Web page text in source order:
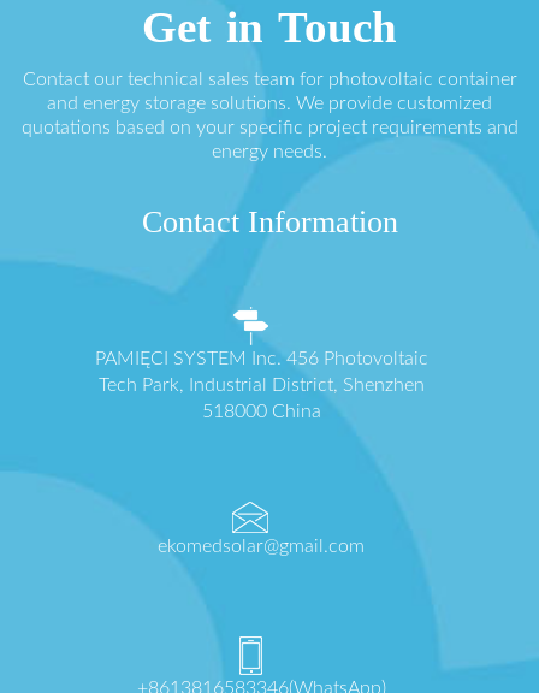
Get in Touch
Contact our technical sales team for photovoltaic container
and energy storage solutions. We provide customized
quotations based on your specific project requirements and
energy needs.
Contact Information
PAMIĘCI SYSTEM Inc. 456 Photovoltaic
Tech Park, Industrial District, Shenzhen
518000 China
ekomedsolar@gmail.com
+8613816583346(WhatsApp)